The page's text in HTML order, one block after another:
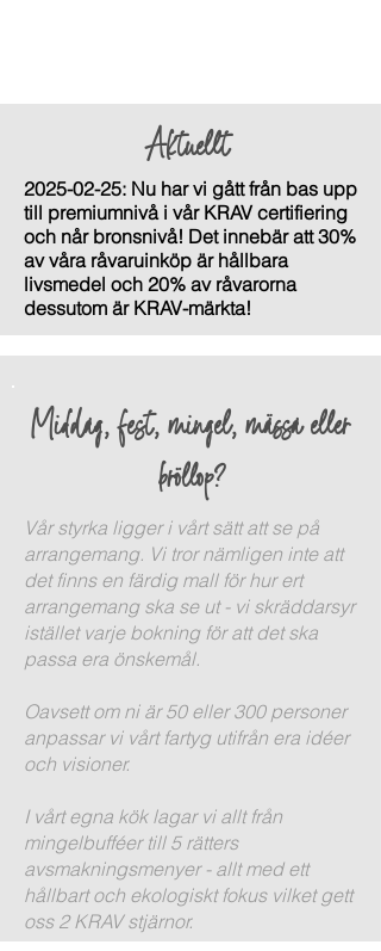
Middag, fest, mingel, mässaeller
bröllop?
Vår styrka ligger i vårt sätt att se på
arrangemang. Vi tror nämligen inte att
det finns en färdig mall för hur ert
arrangemang ska se ut - vi skräddarsyr
istället varje bokning för att det ska
passa era önskemål.
Oavsett om ni är 50 eller 300 personer
anpassar vi vårt fartyg utifrån era idéer
och visioner.
I vårt egna kök lagar vi allt från
mingelbufféer till 5 rätters
avsmakningsmenyer - allt med ett
hållbart och ekologiskt fokus vilket gett
oss 2 KRAV stjärnor.
Aktuellt
2025-02-25: Nu har vi gått från bas upp
till premiumnivå i vår KRAV certifiering
och når bronsnivå! Det innebär att 30%
av våra råvaruinköp är hållbara
livsmedel och 20% av råvarorna
dessutom är KRAV-märkta!